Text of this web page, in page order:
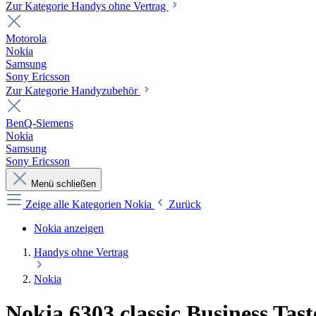
Zur Kategorie Handys ohne Vertrag
Motorola
Nokia
Samsung
Sony Ericsson
Zur Kategorie Handyzubehör
BenQ-Siemens
Nokia
Samsung
Sony Ericsson
Menü schließen
Zeige alle Kategorien Nokia
Zurück
Nokia anzeigen
Handys ohne Vertrag
Nokia